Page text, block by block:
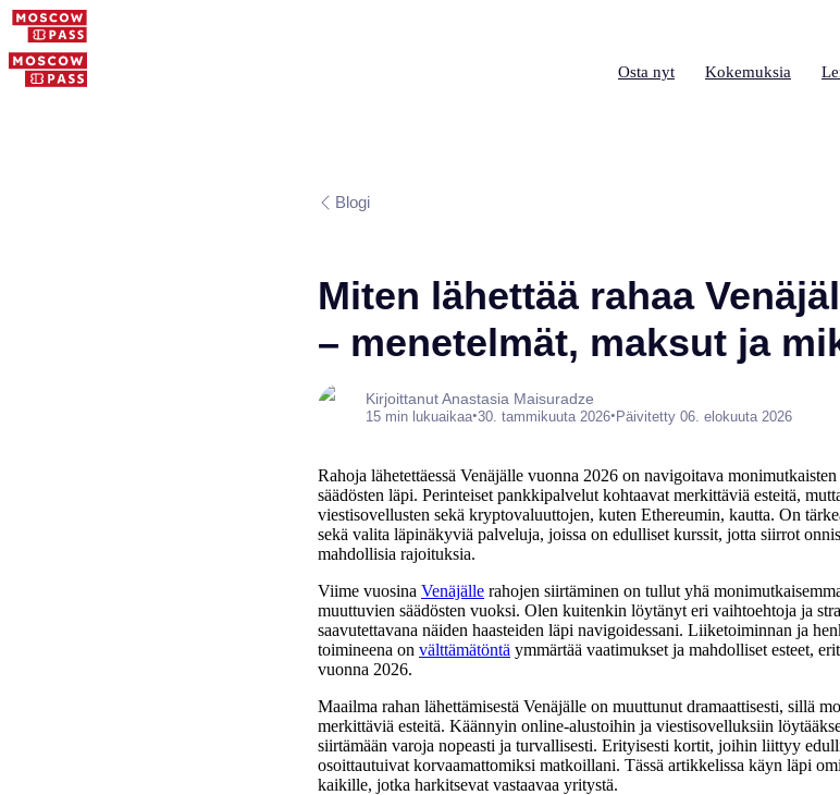
Osta nyt Kokemuksia
Blogi
Miten lähettää rahaa
– menetelmät, maksut ja
Kirjoittanut Anastasia Maisuradze
15 min lukuaikaa•30. tammikuuta 2026•Päivitetty 06. elokuuta 2026
Rahoja lähetettäessä Venäjälle vuonna 2026 on navigoitava
säädösten läpi. Perinteiset pankkipalvelut kohtaavat merkittäviä esteitä,
viestisovellusten sekä kryptovaluuttojen, kuten Ethereumin, kautta. On
sekä valita läpinäkyviä palveluja, joissa on edulliset kurssit, jotta siirrot
mahdollisia rajoituksia.
Viime vuosina Venäjälle rahojen siirtäminen on tullut yhä
muuttuvien säädösten vuoksi. Olen kuitenkin löytänyt eri vaihtoehtoja ja
saavutettavana näiden haasteiden läpi navigoidessani. Liiketoiminnan ja
toimineena on välttämätöntä ymmärtää vaatimukset ja mahdolliset esteet,
vuonna 2026.
Maailma rahan lähettämisestä Venäjälle on muuttunut dramaattisesti, sillä
merkittäviä esteitä. Käännyin online-alustoihin ja viestisovelluksiin
siirtämään varoja nopeasti ja turvallisesti. Erityisesti kortit, joihin liittyy
osoittautuivat korvaamattomiksi matkoillani. Tässä artikkelissa käyn läpi
kaikille, jotka harkitsevat vastaavaa yritystä.